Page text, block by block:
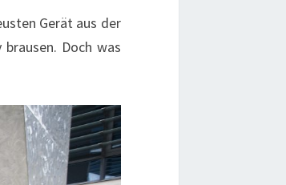
Gerät aus der
Doch was